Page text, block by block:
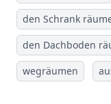
den Schrank
den Dachboden
wegräumen